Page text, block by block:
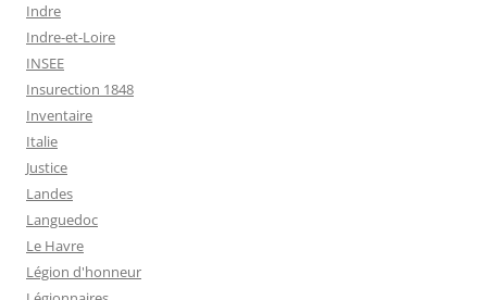
Indre
Indre-et-Loire
INSEE
Insurection 1848
Inventaire
Italie
Justice
Landes
Languedoc
Le Havre
Légion d'honneur